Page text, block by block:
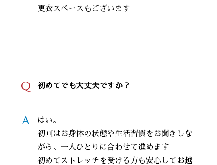
更衣スペースもございます
Q 初めてでも大丈夫ですか？
A
はい。
初回はお身体の状態や生活習慣をお聞きしな
がら、一人ひとりに合わせて進めます
初めてストレッチを受ける方も安心してお越